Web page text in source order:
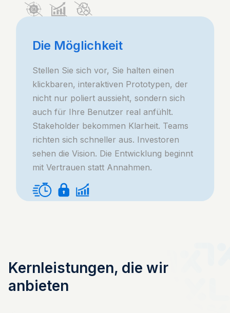
Die Möglichkeit
Stellen Sie sich vor, Sie halten einen
klickbaren, interaktiven Prototypen, der
nicht nur poliert aussieht, sondern sich
auch für Ihre Benutzer real anfühlt.
Stakeholder bekommen Klarheit. Teams
richten sich schneller aus. Investoren
sehen die Vision. Die Entwicklung beginnt
mit Vertrauen statt Annahmen.
Kernleistungen, die wir
anbieten